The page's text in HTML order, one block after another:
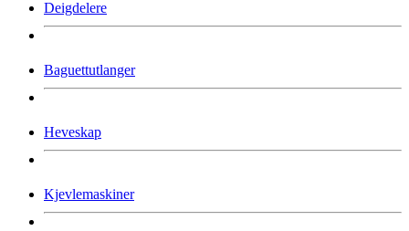
Deigdelere
Baguettutlanger
Heveskap
Kjevlemaskiner